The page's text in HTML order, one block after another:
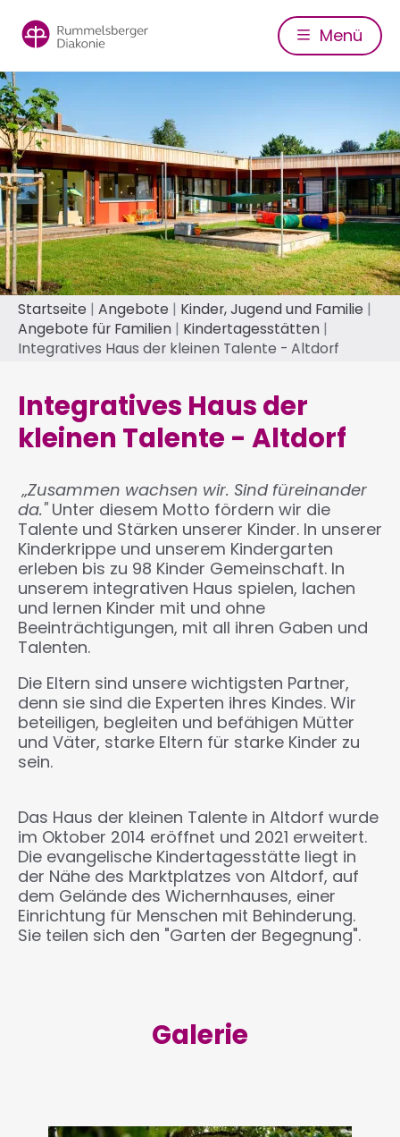
zum
Inhalt
Menü
Pfadnavigation
Startseite Angebote
Kinder, Jugend und Familie
Angebote für Familien
Kindertagesstätten
Integratives Haus der kleinen Talente - Altdorf
Integratives Haus der
kleinen Talente - Altdorf
„Zusammen wachsen wir. Sind füreinander
da."Unter diesem Motto fördern wir die
Talente und Stärken unserer Kinder. In unserer
Kinderkrippe und unserem Kindergarten
erleben bis zu 98 Kinder Gemeinschaft. In
unserem integrativen Haus spielen, lachen
und lernen Kinder mit und ohne
Beeinträchtigungen, mit all ihren Gaben und
Talenten.
Die Eltern sind unsere wichtigsten Partner,
denn sie sind die Experten ihres Kindes. Wir
beteiligen, begleiten und befähigen Mütter
und Väter, starke Eltern für starke Kinder zu
sein.
Das Haus der kleinen Talente in Altdorf wurde
im Oktober 2014 eröffnet und 2021 erweitert.
Die evangelische Kindertagesstätte liegt in
der Nähe des Marktplatzes von Altdorf, auf
dem Gelände des Wichernhauses, einer
Einrichtung für Menschen mit Behinderung.
Sie teilen sich den "Garten der Begegnung".
Galerie